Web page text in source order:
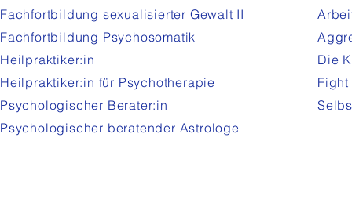
Fachfortbildung sexualisierter Gewalt II
Fachfortbildung Psychosomatik
Heilpraktiker:in
Heilpraktiker:in für Psychotherapie
Psychologischer Berater:in
Psychologischer beratender Astrologe
Die
Fight